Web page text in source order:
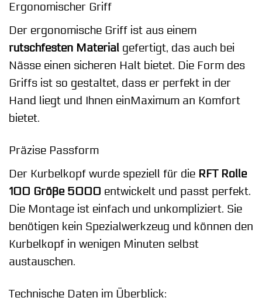
Ergonomischer Griff
Der ergonomische Griff ist aus einem
rutschfesten Material gefertigt, das auch bei
Nässe einen sicheren Halt bietet. Die Form des
Griffs ist so gestaltet, dass er perfekt in der
Hand liegt und Ihnen einMaximum an Komfort
bietet.
Präzise Passform
Der Kurbelkopf wurde speziell für die RFT Rolle
100 Größe 5000 entwickelt und passt perfekt.
Die Montage ist einfach und unkompliziert. Sie
benötigen kein Spezialwerkzeug und können den
Kurbelkopf in wenigen Minuten selbst
austauschen.
Technische Daten im Überblick: